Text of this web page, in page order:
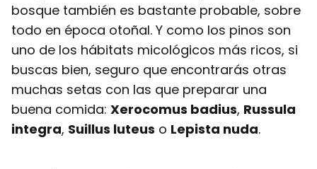
bosque también es bastante probable, sobre
todo en época otoñal. Y como los pinos son
uno de los hábitats micológicos más ricos, si
buscas bien, seguro que encontrarás otras
muchas setas con las que preparar una
buena comida: Xerocomus badius, Russula
integra, Suillus luteus o Lepista nuda.